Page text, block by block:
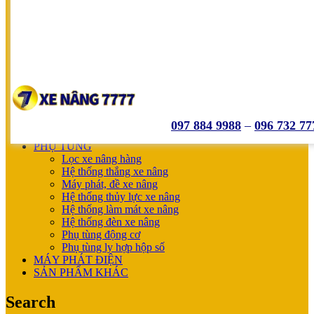
XE NÂNG TAY
XE NÂNG TAY
PHỤ TÙNG
Lọc xe nâng hàng
Hệ thống thắng xe nâng
Máy phát, đề xe nâng
Hệ thống thủy lực xe nâng
Hệ thống làm mát xe nâng
Hệ thống đèn xe nâng
Phụ tùng động cơ
Phụ tùng ly hợp hộp số
MÁY PHÁT ĐIỆN
SẢN PHẨM KHÁC
Search
097 884 9988 – 096 732